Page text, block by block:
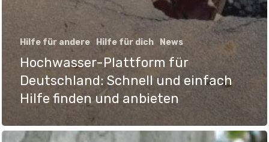
Hilfe für andere Hilfe für dich News
Hochwasser-Plattform für
Deutschland: Schnell und einfach
Hilfe finden und anbieten